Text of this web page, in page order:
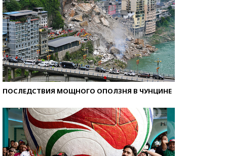
ПОСЛЕДСТВИЯ МОЩНОГО ОПОЛЗНЯ В ЧУНЦИНЕ